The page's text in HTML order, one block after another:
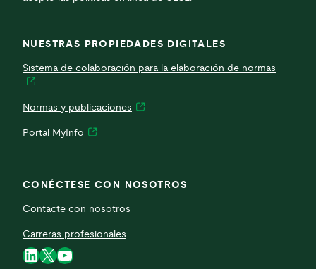
NUESTRAS PROPIEDADES DIGITALES
Sistema de colaboración para la elaboración de normas
Normas y publicaciones
Portal MyInfo
CONÉCTESE CON NOSOTROS
Contacte con nosotros
Carreras profesionales
LinkedIn
X YouTube